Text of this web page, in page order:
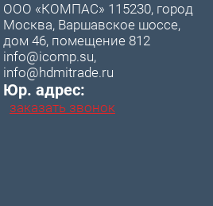
ООО «КОМПАС» 115230, город
Москва, Варшавское шоссе,
дом 46, помещение 812
info@icomp.su,
info@hdmitrade.ru
Юр. адрес:
заказать звонок